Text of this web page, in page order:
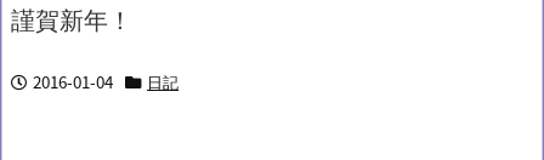
謹賀新年！
2016-01-04 日記